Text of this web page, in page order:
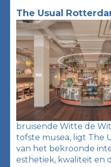
The Usual
bruisende Witte de
tofste musea, ligt The
van het bekroonde
esthetiek, kwaliteit en